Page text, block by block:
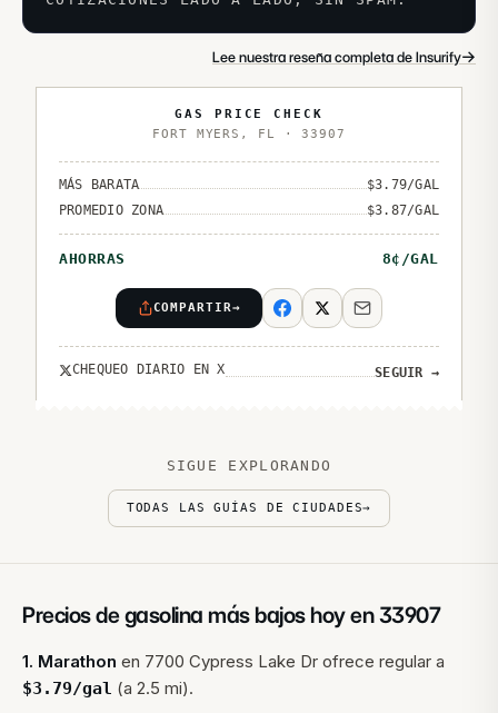
Lee nuestra reseña completa de Insurify→
GAS PRICE CHECK
FORT MYERS , FL ·33907
MÁS BARATA $3.79/GAL
PROMEDIO ZONA
$3.87/GAL
AHORRAS 8¢/GAL
COMPARTIR→
CHEQUEO DIARIO EN X SEGUIR →
SIGUE EXPLORANDO
TODAS LAS GUÍAS DE CIUDADES→
Precios de gasolina más bajos hoy en33907
1. Marathon en 7700 Cypress Lake Dr ofrece regular a
$3.79/gal (a 2.5 mi).